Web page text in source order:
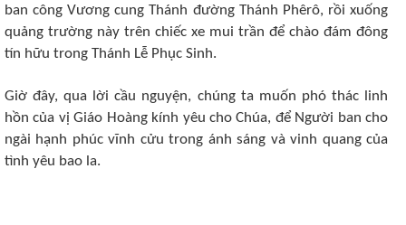
ban công Vương cung Thánh đường Thánh Phêrô, rồi xuống
quảng trường này trên chiếc xe mui trần để chào đám đông
tín hữu trong Thánh Lễ Phục Sinh.
Giờ đây, qua lời cầu nguyện, chúng ta muốn phó thác linh
hồn của vị Giáo Hoàng kính yêu cho Chúa, để Người ban cho
ngài hạnh phúc vĩnh cửu trong ánh sáng và vinh quang của
tình yêu bao la.